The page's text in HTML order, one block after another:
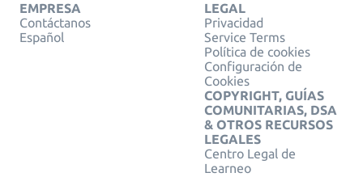
EMPRESA
Contáctanos
Español
LEGAL
Privacidad
Service Terms
Política de cookies
Configuración de
Cookies
COPYRIGHT, GUÍAS
COMUNITARIAS, DSA
& OTROS RECURSOS
LEGALES
Centro Legal de
Learneo